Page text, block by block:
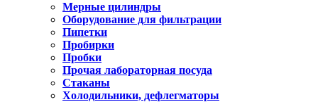
Мерные цилиндры
Оборудование для фильтрации
Пипетки
Пробирки
Пробки
Прочая лабораторная посуда
Стаканы
Холодильники, дефлегматоры